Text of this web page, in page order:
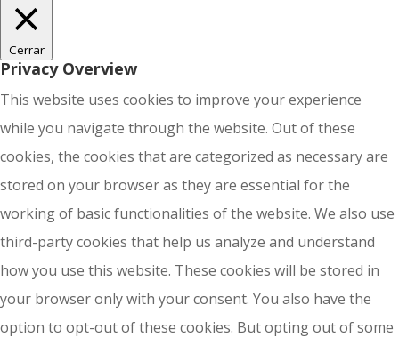
Cerrar
Privacy Overview
This website uses cookies to improve your experience
while you navigate through the website. Out of these
cookies, the cookies that are categorized as necessary are
stored on your browser as they are essential for the
working of basic functionalities of the website. We also use
third-party cookies that help us analyze and understand
how you use this website. These cookies will be stored in
your browser only with your consent. You also have the
option to opt-out of these cookies. But opting out of some